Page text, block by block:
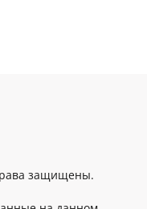
защищены.